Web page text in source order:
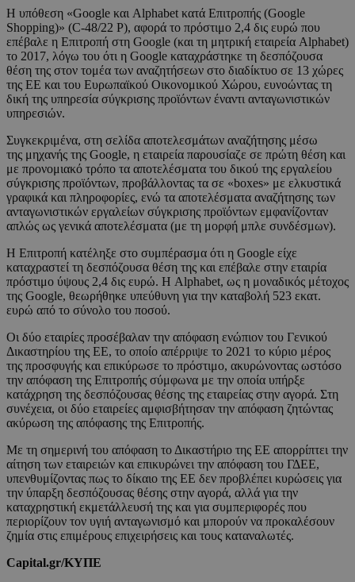
Η υπόθεση «Google και Alphabet κατά Επιτροπής (Google
Shopping)» (C-48/22 P), αφορά το πρόστιμο 2,4 δις ευρώ που
επέβαλε η Επιτροπή στη Google (και τη μητρική εταιρεία Alphabet)
το 2017, λόγω του ότι η Google καταχράστηκε τη δεσπόζουσα
θέση της στον τομέα των αναζητήσεων στο διαδίκτυο σε 13 χώρες
της ΕΕ και του Ευρωπαϊκού Οικονομικού Χώρου, ευνοώντας τη
δική της υπηρεσία σύγκρισης προϊόντων έναντι ανταγωνιστικών
υπηρεσιών.
Συγκεκριμένα, στη σελίδα αποτελεσμάτων αναζήτησης μέσω
της μηχανής της Google, η εταιρεία παρουσίαζε σε πρώτη θέση και
με προνομιακό τρόπο τα αποτελέσματα του δικού της εργαλείου
σύγκρισης προϊόντων, προβάλλοντας τα σε «boxes» με ελκυστικά
γραφικά και πληροφορίες, ενώ τα αποτελέσματα αναζήτησης των
ανταγωνιστικών εργαλείων σύγκρισης προϊόντων εμφανίζονταν
απλώς ως γενικά αποτελέσματα (με τη μορφή μπλε συνδέσμων).
Η Επιτροπή κατέληξε στο συμπέρασμα ότι η Google είχε
καταχραστεί τη δεσπόζουσα θέση της και επέβαλε στην εταιρία
πρόστιμο ύψους 2,4 δις ευρώ. Η Alphabet, ως η μοναδικός μέτοχος
της Google, θεωρήθηκε υπεύθυνη για την καταβολή 523 εκατ.
ευρώ από το σύνολο του ποσού.
Οι δύο εταιρίες προσέβαλαν την απόφαση ενώπιον του Γενικού
Δικαστηρίου της ΕΕ, το οποίο απέρριψε το 2021 το κύριο μέρος
της προσφυγής και επικύρωσε το πρόστιμο, ακυρώνοντας ωστόσο
την απόφαση της Επιτροπής σύμφωνα με την οποία υπήρξε
κατάχρηση της δεσπόζουσας θέσης της εταιρείας στην αγορά. Στη
συνέχεια, οι δύο εταιρείες αμφισβήτησαν την απόφαση ζητώντας
ακύρωση της απόφασης της Επιτροπής.
Με τη σημερινή του απόφαση το Δικαστήριο της ΕΕ απορρίπτει την
αίτηση των εταιρειών και επικυρώνει την απόφαση του ΓΔΕΕ,
υπενθυμίζοντας πως το δίκαιο της ΕΕ δεν προβλέπει κυρώσεις για
την ύπαρξη δεσπόζουσας θέσης στην αγορά, αλλά για την
καταχρηστική εκμετάλλευσή της και για συμπεριφορές που
περιορίζουν τον υγιή ανταγωνισμό και μπορούν να προκαλέσουν
ζημία στις επιμέρους επιχειρήσεις και τους καταναλωτές.
Capital.gr/ΚΥΠΕ